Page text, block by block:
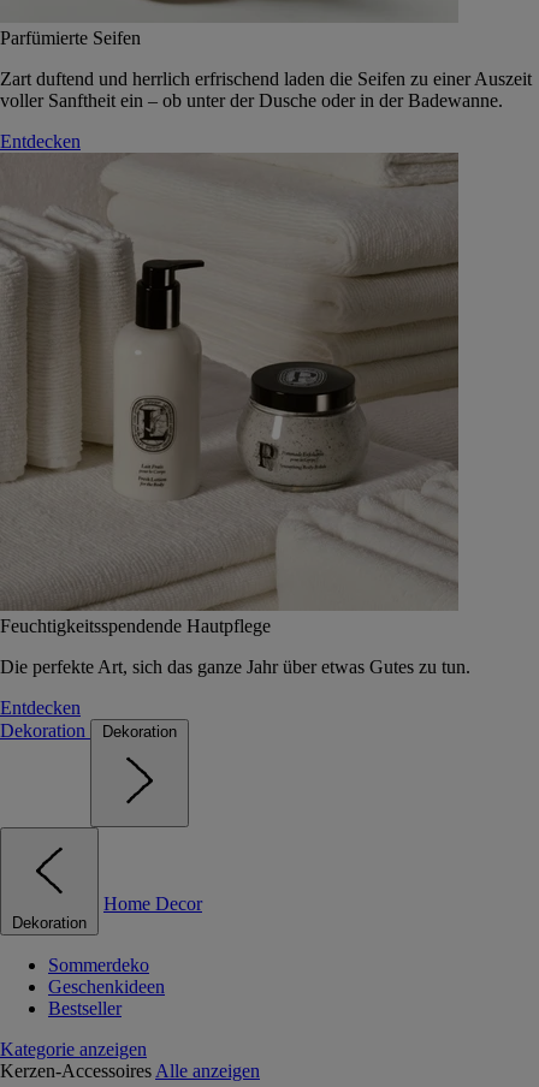
Parfümierte Seifen
Zart duftend und herrlich erfrischend laden die Seifen zu einer Auszeit
voller Sanftheit ein – ob unter der Dusche oder in der Badewanne.
Entdecken
Feuchtigkeitsspendende Hautpflege
Die perfekte Art, sich das ganze Jahr über etwas Gutes zu tun.
Entdecken
Dekoration
Dekoration
Dekoration
Home Decor
Sommerdeko
Geschenkideen
Bestseller
Kategorie anzeigen
Kerzen-Accessoires Alle anzeigen